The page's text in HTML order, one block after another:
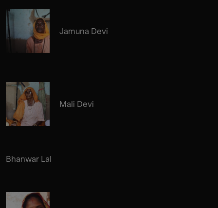
Jamuna Devi
Mali Devi
Bhanwar Lal